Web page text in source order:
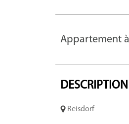
DESCRIPTION
Reisdorf